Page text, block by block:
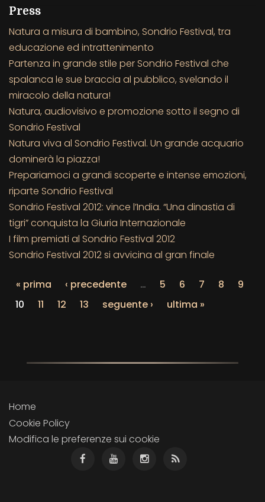
Press
Natura a misura di bambino, Sondrio Festival, tra
educazione ed intrattenimento
Partenza in grande stile per Sondrio Festival che
spalanca le sue braccia al pubblico, svelando il
miracolo della natura!
Natura, audiovisivo e promozione sotto il segno di
Sondrio Festival
Natura viva al Sondrio Festival. Un grande acquario
dominerà la piazza!
Prepariamoci a grandi scoperte e intense emozioni,
riparte Sondrio Festival
Sondrio Festival 2012: vince l’India. “Una dinastia di
tigri” conquista la Giuria Internazionale
I film premiati al Sondrio Festival 2012
Sondrio Festival 2012 si avvicina al gran finale
« prima ‹ precedente … 5 6 7 8
9
10
11 12 13 seguente › ultima »
Home
Cookie Policy
Modifica le preferenze sui cookie